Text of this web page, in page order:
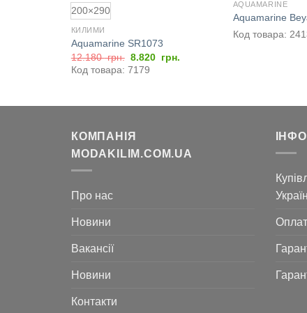
200×290
КИЛИМИ
Aquamarine SR1073
12.180грн. Оригінальна
ціна:
12.180
8.820 грн.
Код товара: 7179
AQUAMARINE
Aquamarine
Код товара:
КОМПАНІЯ
MODAKILIM.COM.UA
Про нас
Новини
Вакансії
Новини
Контакти